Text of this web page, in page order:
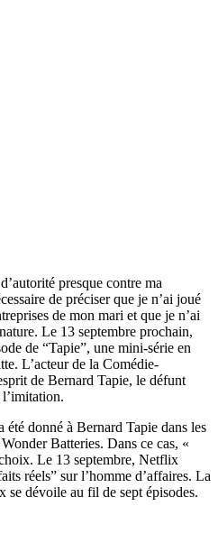
presque contre ma
de préciser que je n’ai joué
de mon mari et que je n’ai
Le 13 septembre prochain,
de “Tapie”, une mini-série en
L’acteur de la Comédie-
de Bernard Tapie, le défunt
donné à Bernard Tapie dans les
Batteries. Dans ce cas, «
Le 13 septembre, Netflix
réels” sur l’homme d’affaires. La
se dévoile au fil de sept épisodes.